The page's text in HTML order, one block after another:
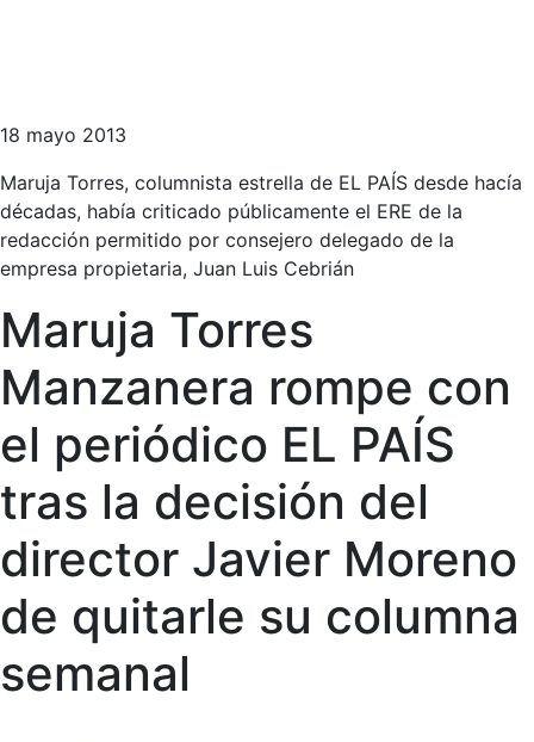
18 mayo 2013
Maruja Torres, columnista estrella de EL PAÍS desde hacía
décadas, había criticado públicamente el ERE de la
redacción permitido por consejero delegado de la
empresa propietaria, Juan Luis Cebrián
Maruja Torres
Manzanera rompe con
el periódico EL PAÍS
tras la decisión del
director Javier Moreno
de quitarle su columna
semanal